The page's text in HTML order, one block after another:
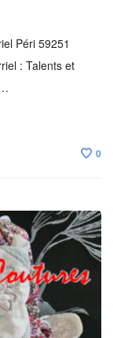
Péri 59251
: Talents et
0